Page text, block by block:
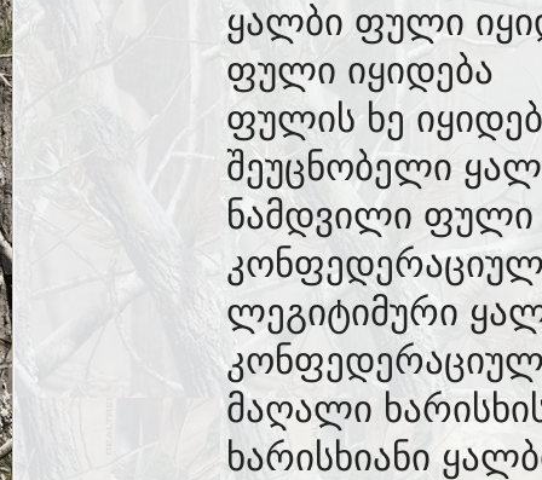
ყალბი ფული
ფული იყიდება
ფულის ხე
შეუცნობელი
ნამდვილი ფული
ლეგიტიმური
მაღალი
ხარისხიანი